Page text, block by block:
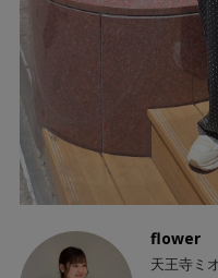
flower
天王寺ミ